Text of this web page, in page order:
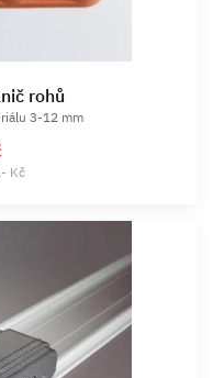
rohů
3-12 mm
Kč